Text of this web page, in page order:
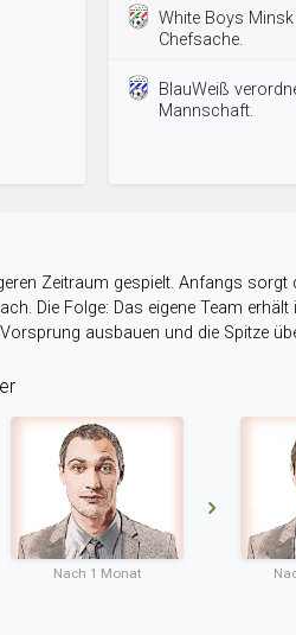
White Boys
Chefsache.
BlauWeiß
Mannschaft.
Zeitraum gespielt. Anfangs
Die Folge: Das eigene Team
ausbauen und die Spitze
Nach 1 Monat